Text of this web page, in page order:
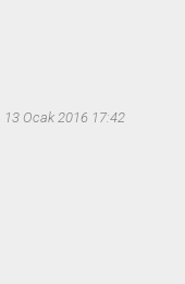
13 Ocak 2016 17:42